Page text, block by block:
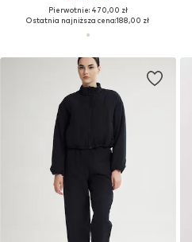
Pierwotnie: 470,00 zł
Ostatnia najniższa cena:188,00 zł